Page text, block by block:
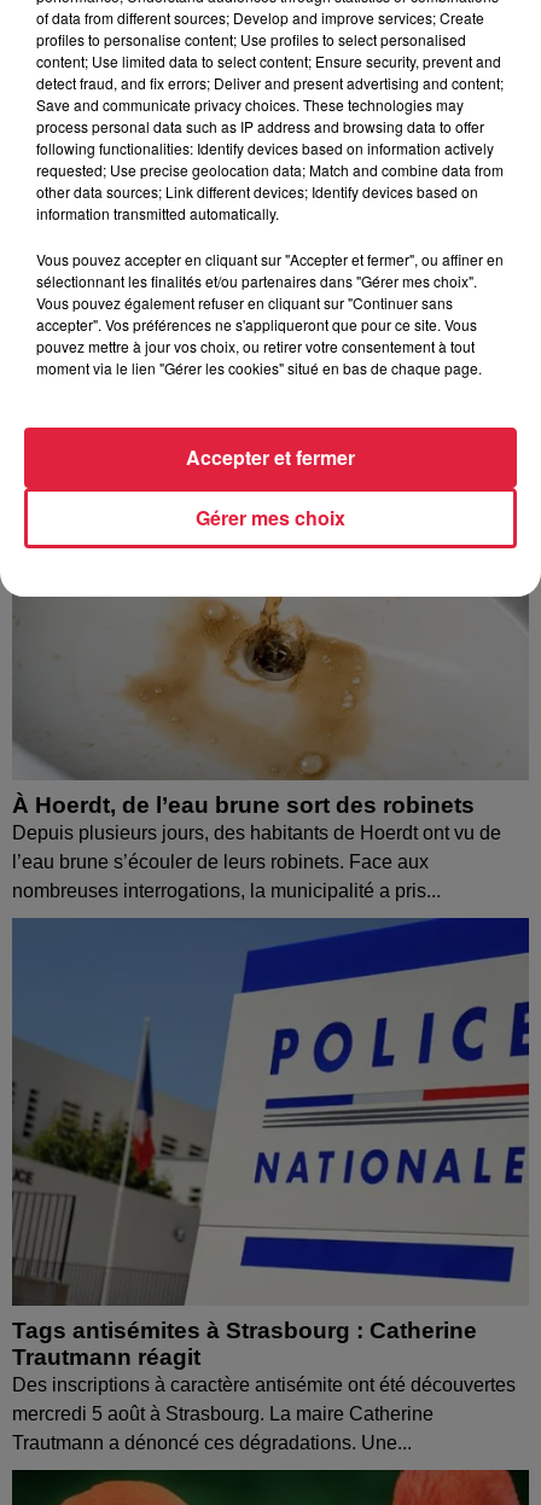
6 août 2026
Au zoo de Mulhouse : rencontre
avec les flamants rouges
À découvrir également
À Hoerdt, de l’eau brune sort des robinets
Depuis plusieurs jours, des habitants de Hoerdt ont vu de
l’eau brune s’écouler de leurs robinets. Face aux
nombreuses interrogations, la municipalité a pris...
Tags antisémites à Strasbourg : Catherine
Trautmann réagit
Des inscriptions à caractère antisémite ont été découvertes
mercredi 5 août à Strasbourg. La maire Catherine
Trautmann a dénoncé ces dégradations. Une...
of data from different sources; Develop and improve services; Create
profiles to personalise content; Use profiles to select personalised
content; Use limited data to select content; Ensure security, prevent and
detect fraud, and fix errors; Deliver and present advertising and content;
Save and communicate privacy choices. These technologies may
process personal data such as IP address and browsing data to offer
following functionalities: Identify devices based on information actively
requested; Use precise geolocation data; Match and combine data from
other data sources; Link different devices; Identify devices based on
information transmitted automatically.
Vous pouvez accepter en cliquant sur "Accepter et fermer", ou affiner en
sélectionnant les finalités et/ou partenaires dans "Gérer mes choix".
Vous pouvez également refuser en cliquant sur "Continuer sans
accepter". Vos préférences ne s'appliqueront que pour ce site. Vous
pouvez mettre à jour vos choix, ou retirer votre consentement à tout
moment via le lien "Gérer les cookies" situé en bas de chaque page.
Gérer mes choix
Accepter et fermer